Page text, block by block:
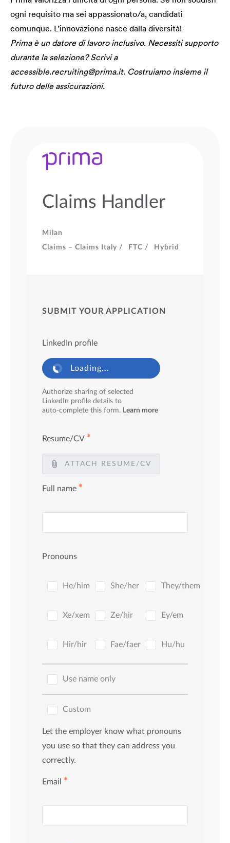
ogni requisito ma sei appassionato/a, candidati
comunque. L’innovazione nasce dalla diversità!
Prima è un datore di lavoro inclusivo. Necessiti supporto
durante la selezione? Scrivi a
accessible.recruiting@prima.it. Costruiamo insieme il
futuro delle assicurazioni.